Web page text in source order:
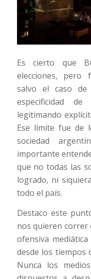
Es cierto que
elecciones, pero
salvo el caso
especificidad
legitimando
Ese límite fue de
sociedad
importante
que no todas las
logrado, ni
todo el país.
Destaco este
nos quieren correr
ofensiva
desde los tiempos
Nunca los